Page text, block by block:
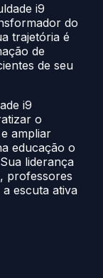
i9
do
trajetória é
de
de seu
i9
o
ampliar
educação o
liderança
professores
escuta ativa